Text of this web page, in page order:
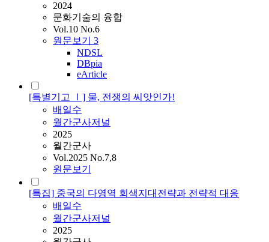
2024
문화기술의 융합
Vol.10 No.6
원문보기 3
NDSL
DBpia
eArticle
[특별기고 Ⅰ] 물, 전쟁의 씨앗인가!
배일수
월간군사저널
2025
월간군사
Vol.2025 No.7,8
원문보기
[특집] 중국의 다영역 회색지대전략과 전략적 대응
배일수
월간군사저널
2025